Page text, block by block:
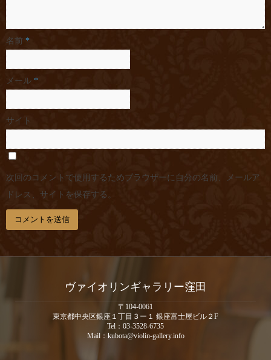
名前 *
メール *
サイト
次回のコメントで使用するためブラウザーに自分の名前、メールア
ドレス、サイトを保存する。
ヴァイオリンギャラリー窪田
〒104-0061
東京都中央区銀座１丁目３ー１ 銀座富士屋ビル２F
Tel：03-3528-6735
Mail：kubota@violin-gallery.info